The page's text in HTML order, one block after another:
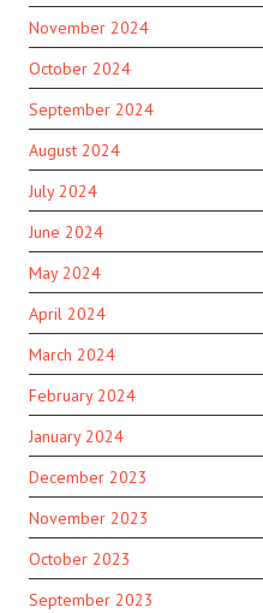
November 2024
October 2024
September 2024
August 2024
July 2024
June 2024
May 2024
April 2024
March 2024
February 2024
January 2024
December 2023
November 2023
October 2023
September 2023